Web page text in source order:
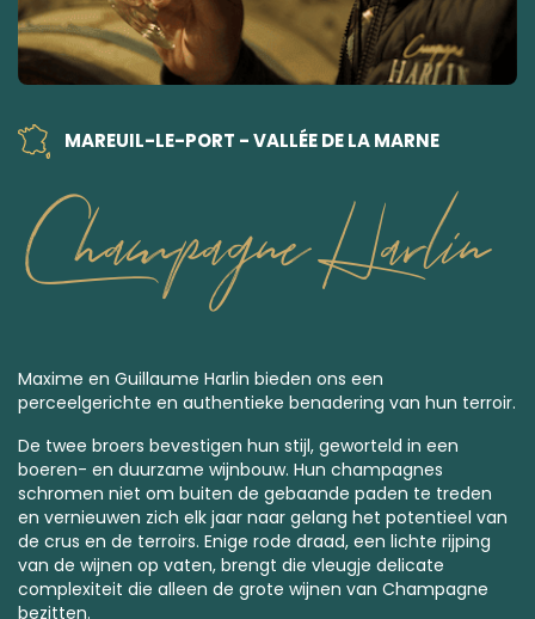
MAREUIL-LE-PORT - VALLÉE DE LA MARNE
Champagne Harlin
Maxime en Guillaume Harlin bieden ons een
perceelgerichte en authentieke benadering van hun terroir.
De twee broers bevestigen hun stijl, geworteld in een
boeren- en duurzame wijnbouw. Hun champagnes
schromen niet om buiten de gebaande paden te treden
en vernieuwen zich elk jaar naar gelang het potentieel van
de crus en de terroirs. Enige rode draad, een lichte rijping
van de wijnen op vaten, brengt die vleugje delicate
complexiteit die alleen de grote wijnen van Champagne
bezitten.